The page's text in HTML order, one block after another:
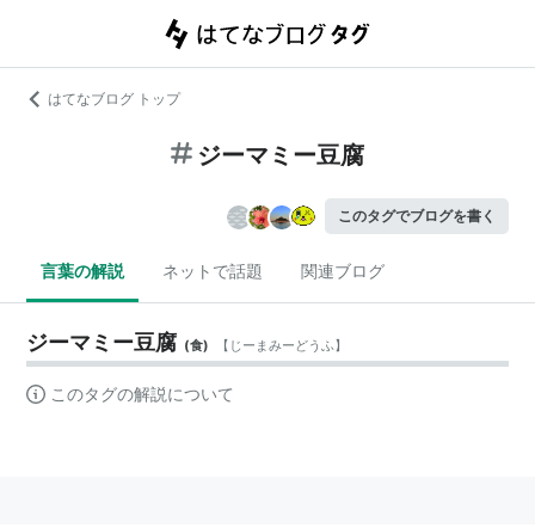
はてなブログ トップ
ジーマミー豆腐
このタグでブログを書く
言葉の解説 ネットで話題 関連ブログ
ジーマミー豆腐 (食) 【 じーまみーどうふ】
このタグの解説について